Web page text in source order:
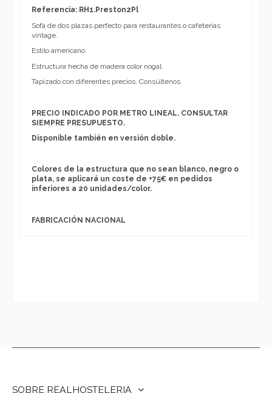
Referencia: RH1.Preston2Pl
Sofá de dos plazas perfecto para restaurantes o cafeterías
vintage.
Estilo americano.
Estructura hecha de madera color nogal.
Tapizado con diferentes precios. Consúltenos.
PRECIO INDICADO POR METRO LINEAL. CONSULTAR
SIEMPRE PRESUPUESTO.
Disponible también en versión doble.
Colores de la estructura que no sean blanco, negro o
plata, se aplicará un coste de +75€ en pedidos
inferiores a 20 unidades/color.
FABRICACIÓN NACIONAL
SOBRE REALHOSTELERIA